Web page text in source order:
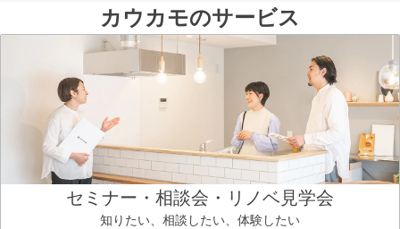
カウカモのサービス
セミナー・相談会・リノベ見学会
知りたい、相談したい、体験したい